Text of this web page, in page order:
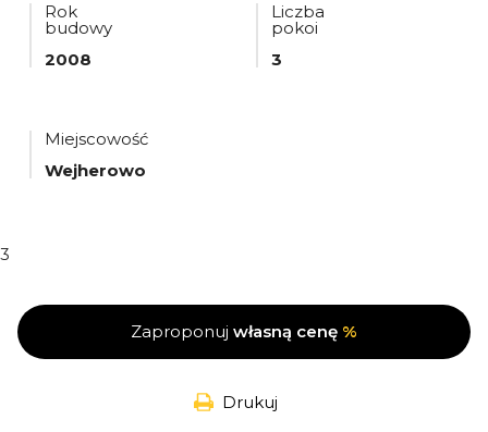
Rok
budowy
2008
Liczba
pokoi
3
Miejscowość
Wejherowo
3
Zaproponuj własną cenę %
Drukuj